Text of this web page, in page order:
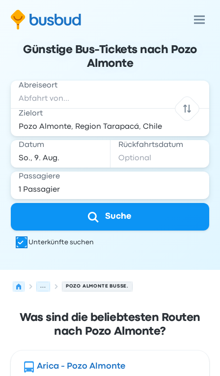
Günstige Bus-Tickets nach Pozo
Almonte
Abreiseort
Zielort
Datum Rückfahrtsdatum
Passagiere
Suche
Unterkünfte suchen
... POZO ALMONTE BUSSE.
Was sind die beliebtesten Routen
nach Pozo Almonte?
Arica - Pozo Almonte